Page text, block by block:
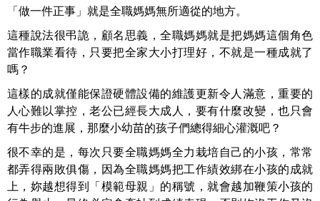
「做一件正事」就是全職媽媽無所適從的地方。
這種說法很弔詭，顧名思義，全職媽媽就是把媽媽這個角色
當作職業看待，只要把全家大小打理好，不就是一種成就了
嗎？
這樣的成就僅能保證硬體設備的維護更新令人滿意，重要的
人心難以掌控，老公已經長大成人，要有什麼改變，也只會
有牛步的進展，那麼小幼苗的孩子們總得細心灌溉吧？
很不幸的是，每次只要全職媽媽全力栽培自己的小孩，常常
都弄得兩敗俱傷，因為全職媽媽把工作績效綁在小孩的成就
上，妳越想得到「模範母親」的稱號，就會越加鞭策小孩的